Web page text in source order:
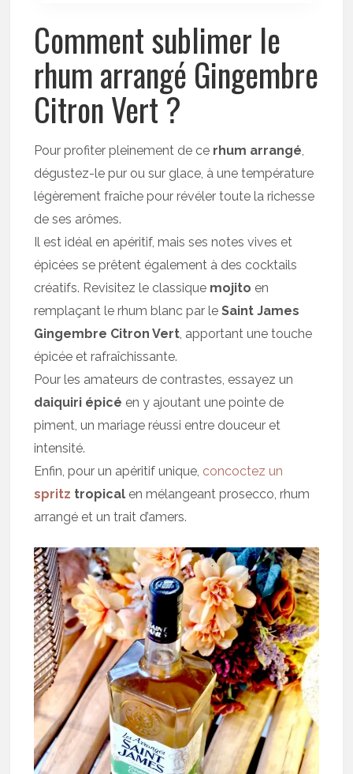
Comment sublimer le
rhum arrangé Gingembre
Citron Vert ?
Pour profiter pleinement de ce rhum arrangé,
dégustez-le pur ou sur glace, à une température
légèrement fraîche pour révéler toute la richesse
de ses arômes.
Il est idéal en apéritif, mais ses notes vives et
épicées se prêtent également à des cocktails
créatifs. Revisitez le classique mojito en
remplaçant le rhum blanc par leSaint James
Gingembre Citron Vert, apportant une touche
épicée et rafraîchissante.
Pour les amateurs de contrastes, essayez un
daiquiri épicé en y ajoutant une pointe de
piment, un mariage réussi entre douceur et
intensité.
Enfin, pour un apéritif unique, concoctez un
spritz tropical en mélangeant prosecco, rhum
arrangé et un trait d’amers.